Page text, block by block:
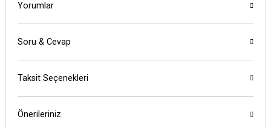
Yorumlar
Soru & Cevap
Taksit Seçenekleri
Önerileriniz